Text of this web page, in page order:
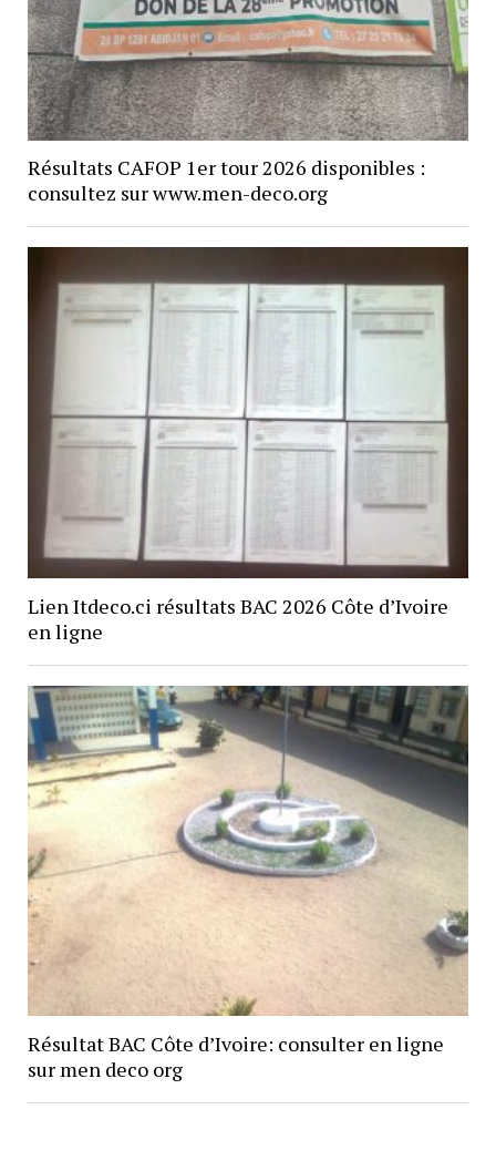
Résultats CAFOP 1er tour 2026 disponibles :
consultez sur www.men-deco.org
Lien Itdeco.ci résultats BAC 2026 Côte d’Ivoire
en ligne
Résultat BAC Côte d’Ivoire: consulter en ligne
sur men deco org